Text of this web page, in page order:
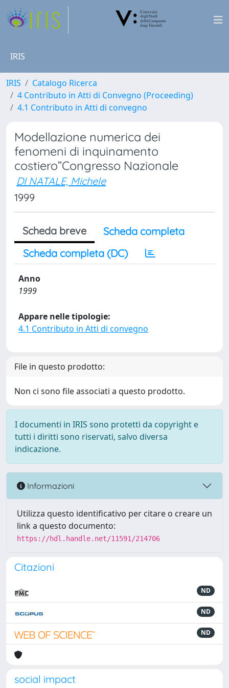
IRIS
IRIS
Catalogo Ricerca
4 Contributo in Atti di Convegno (Proceeding)
4.1 Contributo in Atti di convegno
Modellazione numerica dei
fenomeni di inquinamento
costiero”Congresso Nazionale
DI NATALE, Michele
1999
Scheda breve
Scheda completa
Scheda completa (DC)
Anno
1999
Appare nelle tipologie:
4.1 Contributo in Atti di convegno
File in questo prodotto:
Non ci sono file associati a questo prodotto.
I documenti in IRIS sono protetti da copyright e
tutti i diritti sono riservati, salvo diversa
indicazione.
Informazioni
Utilizza questo identificativo per citare o creare un
link a questo documento:
https://hdl.handle.net/11591/214706
Citazioni
ND
ND
ND
social impact